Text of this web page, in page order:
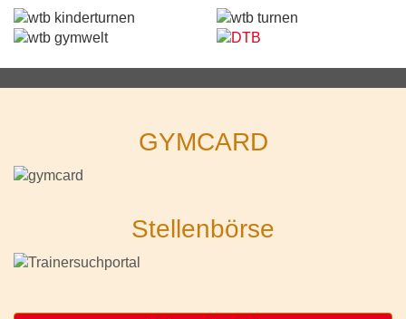
GYMCARD
Stellenbörse